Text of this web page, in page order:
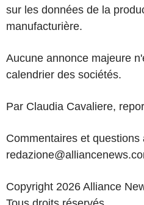
sur les données de la
manufacturière.
Aucune annonce majeure
calendrier des sociétés.
Par Claudia Cavaliere,
Commentaires et questions
Copyright 2026 Alliance